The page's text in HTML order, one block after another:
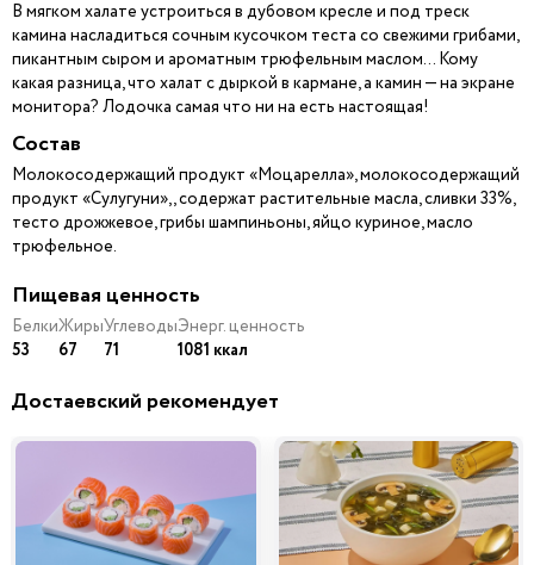
В мягком халате устроиться в дубовом кресле и под треск
камина насладиться сочным кусочком теста со свежими грибами,
пикантным сыром и ароматным трюфельным маслом… Кому
какая разница, что халат с дыркой в кармане, а камин — на экране
монитора? Лодочка самая что ни на есть настоящая!
Состав
Молокосодержащий продукт «Моцарелла», молокосодержащий
продукт «Сулугуни»,, содержат растительные масла, сливки 33%,
тесто дрожжевое, грибы шампиньоны, яйцо куриное, масло
трюфельное.
Пищевая ценность
Белки
53
Жиры
67
Углеводы
71
Энерг. ценность
1081 ккал
Достаевский рекомендует